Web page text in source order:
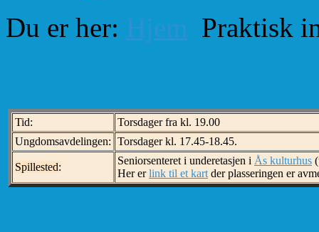
Du er her: Hjem Praktisk
Tid:
Torsdager fra kl. 19.00
Ungdomsavdelingen: Torsdager kl. 17.45-18.45.
Spillested:
Seniorsenteret i underetasjen i Ås kulturhus
Her erlink til et kart der plasseringen er